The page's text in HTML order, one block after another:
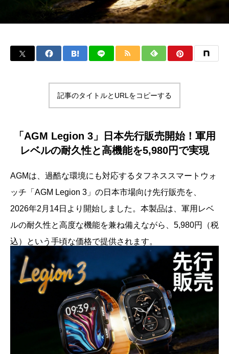
記事のタイトルとURLをコピーする
「AGM Legion 3」日本先行販売開始！軍用
レベルの耐久性と高機能を5,980円で実現
AGMは、過酷な環境にも対応するタフネススマートウォ
ッチ「AGM Legion 3」の日本市場向け先行販売を、
2026年2月14日より開始しました。本製品は、軍用レベ
ルの耐久性と高度な機能を兼ね備えながら、5,980円（税
込）という手頃な価格で提供されます。